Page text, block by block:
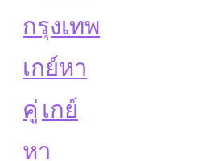
กรุงเทพ
เกย์หา
คู่ เกย์
หา